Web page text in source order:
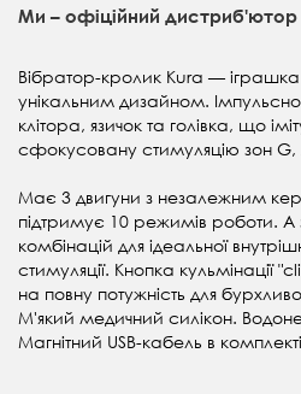
Ми – офіційний
Вібратор-кролик Kura —
унікальним дизайном.
клітора, язичок та голівка, що
сфокусовану стимуляцію зон G,
Має 3 двигуни з незалежним
підтримує 10 режимів роботи.
комбінацій для ідеальної
стимуляції. Кнопка кульмінації
на повну потужність для
М'який медичний силікон.
Магнітний USB-кабель в